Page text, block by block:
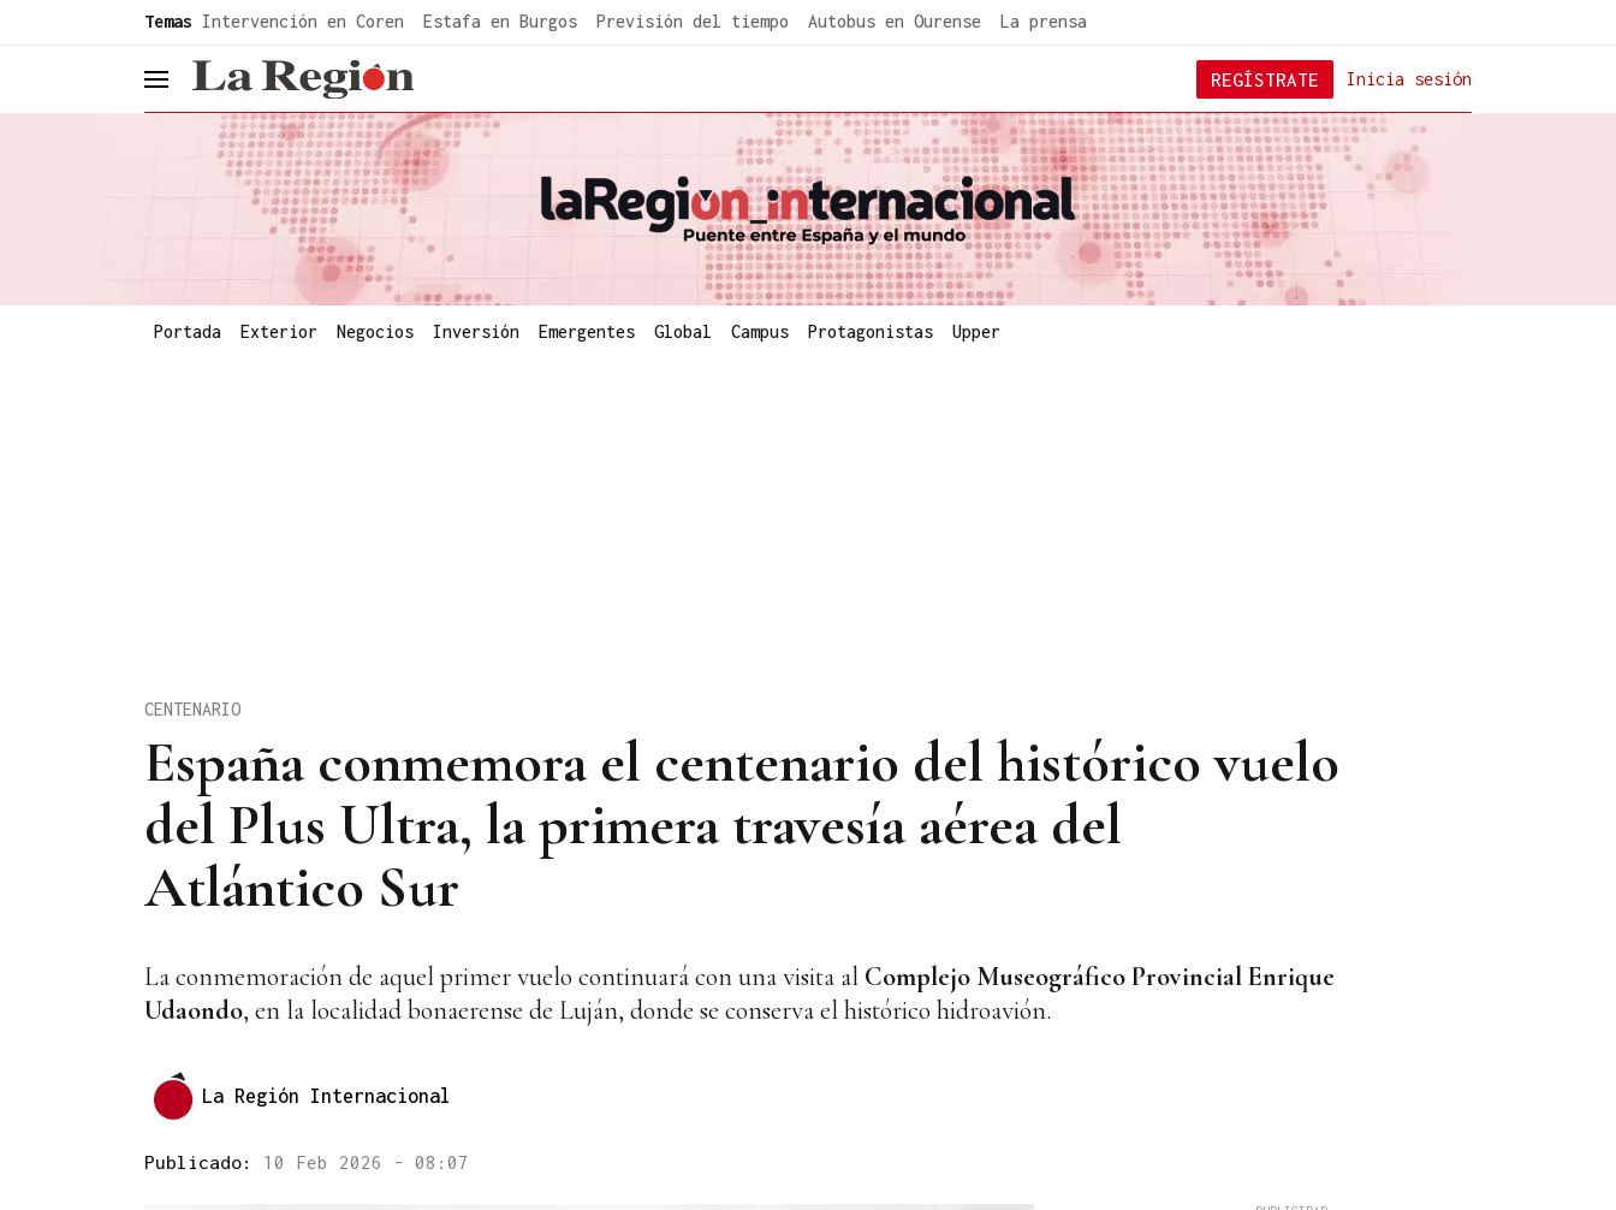
Temas Intervención en Coren Estafa en Burgos Previsión del tiempo Autobus en Ourense La prensa
header.menu.open Inicia sesión
REGÍSTRATE
Portada Exterior Negocios Inversión Emergentes Global Campus Protagonistas Upper
España conmemora el centenario del histórico vuelo
del Plus Ultra, la primera travesía aérea del
Atlántico Sur
CENTENARIO
La conmemoración de aquel primer vuelo continuará con una visita al Complejo Museográfico Provincial Enrique
Udaondo, en la localidad bonaerense de Luján, donde se conserva el histórico hidroavión.
La Región Internacional
Publicado: 10 Feb 2026 - 08:07